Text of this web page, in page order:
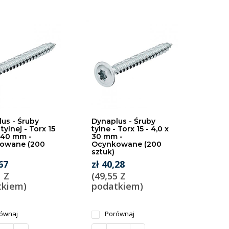
- Śruby
- Torx 15
mm -
(200
Z
Dynaplus - Śruby
tylne - Torx 15 - 4,0 x
30 mm -
Ocynkowane (200
sztuk)
zł 40,28
(49,55 Z
podatkiem)
Porównaj